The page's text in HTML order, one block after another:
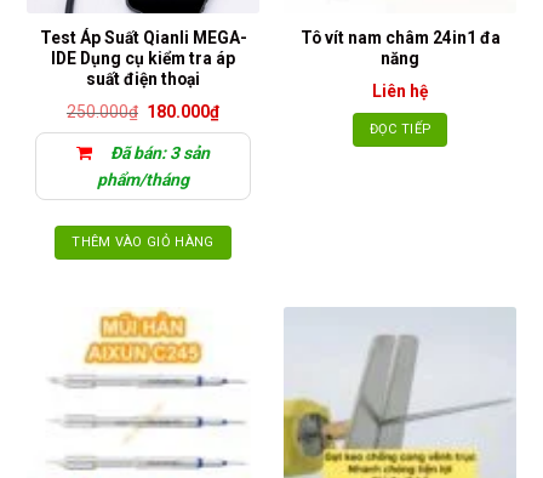
Test Áp Suất Qianli MEGA-
IDE Dụng cụ kiểm tra áp
suất điện thoại
250.000₫ Giá
là:
250.000₫.
180.000₫Giá
Đã bán: 3 sản
phẩm/tháng
THÊM VÀO GIỎ HÀNG
Tô vít nam châm 24in1 đa
năng
Liên hệ
ĐỌC TIẾP